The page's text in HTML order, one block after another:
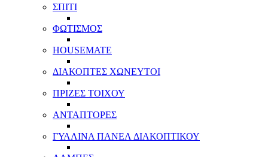
ΣΠΙΤΙ
ΦΩΤΙΣΜΟΣ
HOUSEMATE
ΔΙΑΚΟΠΤΕΣ ΧΩΝΕΥΤΟΙ
ΠΡΙΖΕΣ ΤΟΙΧΟΥ
ΑΝΤΑΠΤΟΡΕΣ
ΓΥΑΛΙΝΑ ΠΑΝΕΛ ΔΙΑΚΟΠΤΙΚΟΥ